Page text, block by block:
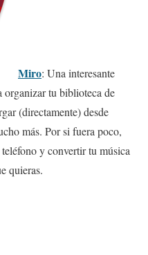
Miro: Una interesante
organizar tu biblioteca de
(directamente) desde
más. Por si fuera poco,
y convertir tu música
quieras.